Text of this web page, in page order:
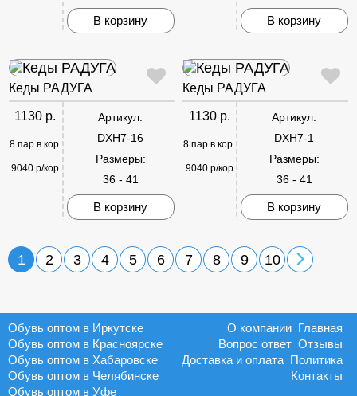
В корзину В корзину
Кеды РАДУГА
1130 р.
8 пар в кор.
9040 р/кор
Артикул:
DXH7-16
Размеры:
36 - 41
В корзину
Кеды РАДУГА
1130 р.
8 пар в кор.
9040 р/кор
Артикул:
DXH7-1
Размеры:
36 - 41
В корзину
1 2 3 4 5 6 7 8 9 10
Обувь оптом в Иркутске
Обувь оптом в Красноярске
Обувь оптом в Хабаровске
Обувь оптом в Челябинске
Обувь оптом в Уфе
Главная
О компании
Отзывы
Вопрос ответ
Политика
Доставка и оплата
Контакты